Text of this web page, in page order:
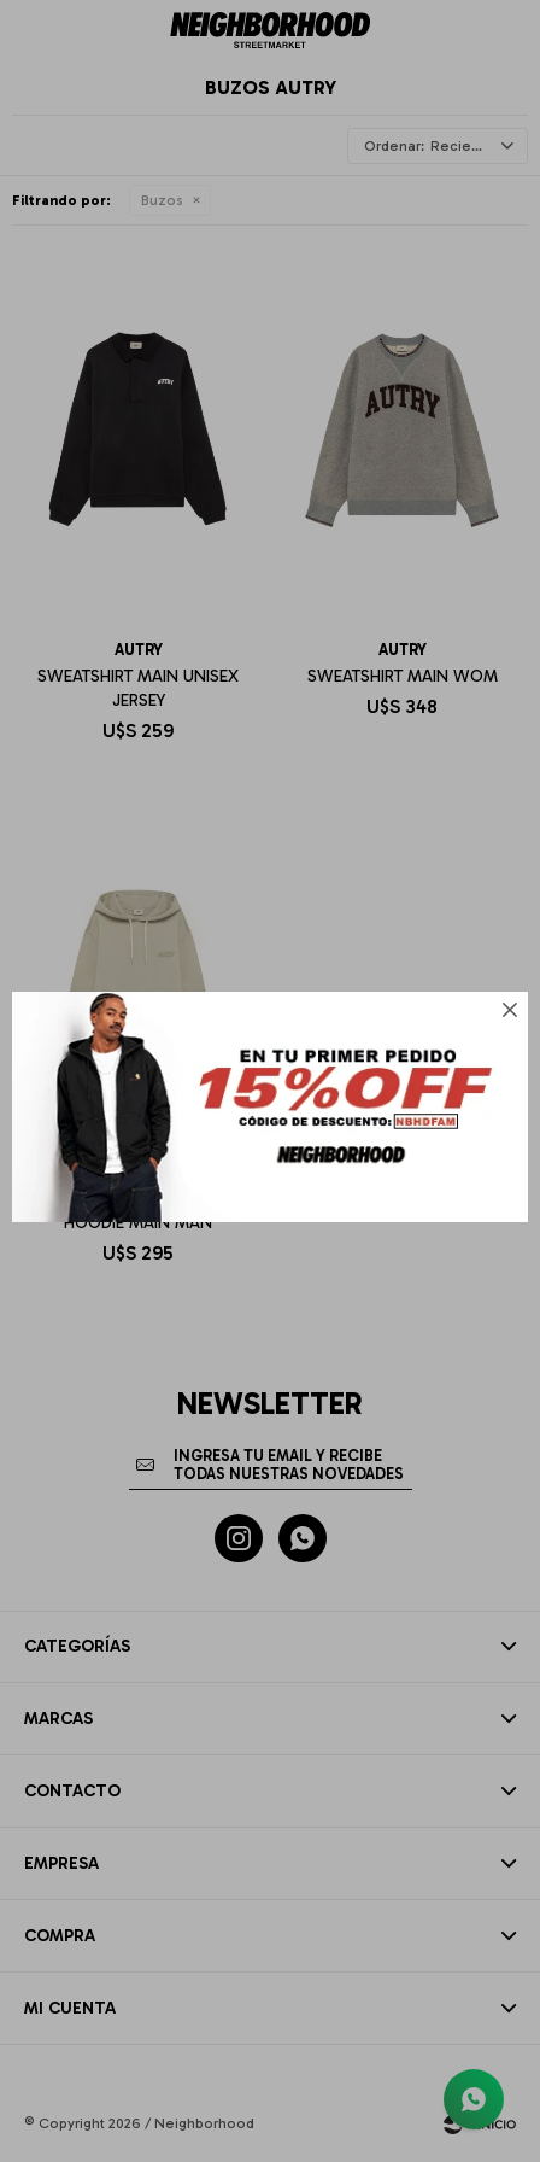

BUZOS AUTRY
Recientes
Filtrando por: Buzos
AUTRY
SWEATSHIRT MAIN UNISEX
JERSEY
U$S 259
AUTRY
SWEATSHIRT MAIN WOM
U$S 348
AUTRY
HOODIE MAIN MAN
U$S 295
CATEGORÍAS
MARCAS
CONTACTO
EMPRESA
COMPRA
MI CUENTA
NEWSLETTER
 
© Copyright 2026 / Neighborhood